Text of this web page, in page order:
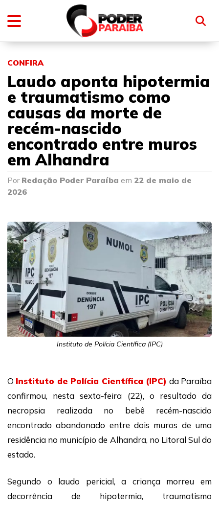
CONFIRA
Laudo aponta hipotermia
e traumatismo como
causas da morte de
recém-nascido
encontrado entre muros
em Alhandra
Por Redação Poder Paraíba em 22 de maio de
2026
Instituto de Polícia Científica (IPC)
O Instituto de Polícia Científica (IPC) da Paraíba
confirmou, nesta sexta-feira (22), o resultado da
necropsia realizada no bebê recém-nascido
encontrado abandonado entre dois muros de uma
residência no município de Alhandra, no Litoral Sul do
estado.
Segundo o laudo pericial, a criança morreu em
decorrência de hipotermia, traumatismo